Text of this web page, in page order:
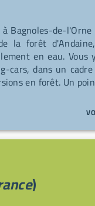
Bagnoles-de-
la forêt
en eau. Vous
cars, dans un
en forêt. Un
)